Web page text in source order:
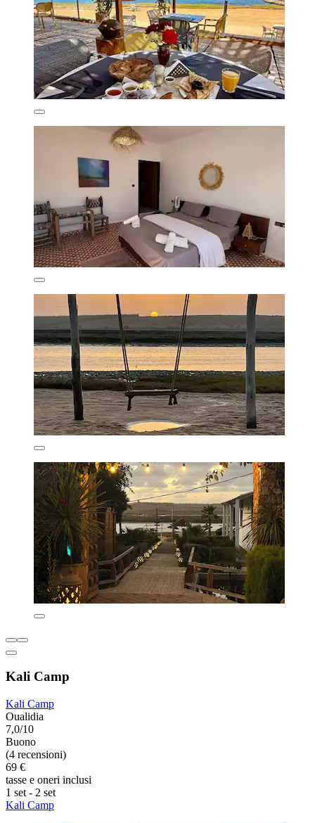
Kali Camp
Kali Camp
Oualidia
7,0/10
Buono
(4 recensioni)
69 €
tasse e oneri inclusi
1 set - 2 set
Kali Camp